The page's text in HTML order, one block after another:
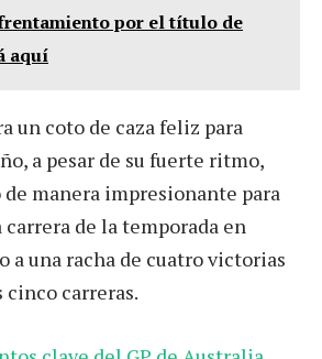
por el título de
aquí
un coto de caza feliz para
a pesar de su fuerte ritmo,
de manera impresionante para
carrera de la temporada en
a una racha de cuatro victorias
carreras.